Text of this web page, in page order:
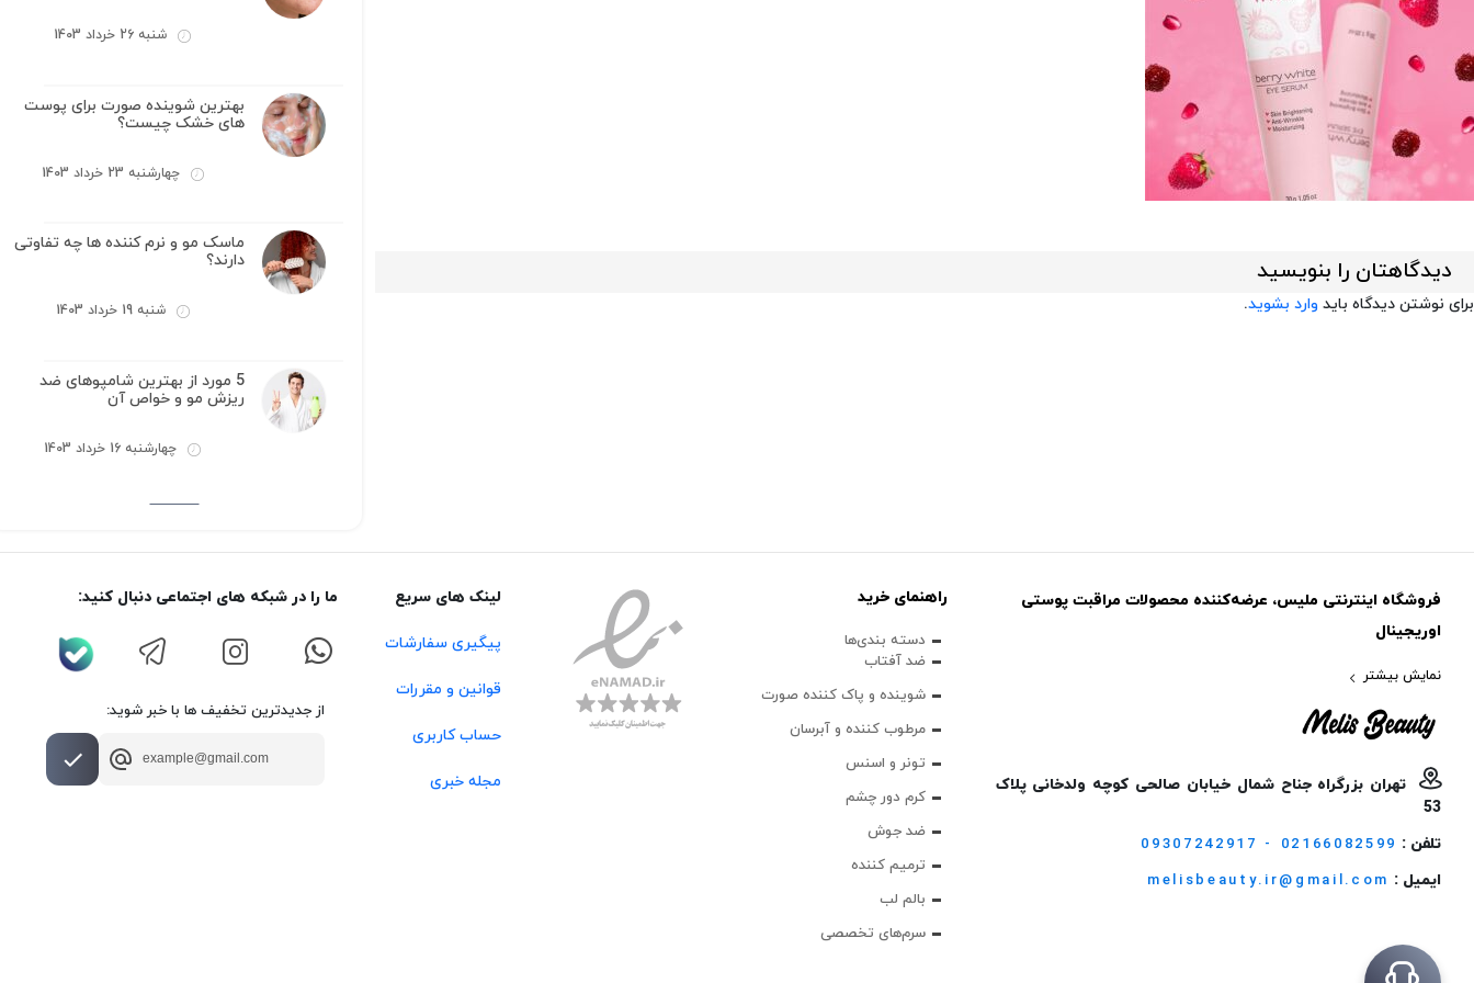
دیدگاهتان را بنویسید
برای نوشتن دیدگاه باید وارد بشوید.
شنبه 26 خرداد 1403
بهترین شوینده صورت برای پوست
های خشک چیست؟
چهارشنبه 23 خرداد 1403
ماسک مو و نرم کننده ها چه تفاوتی
دارند؟
شنبه 19 خرداد 1403
5 مورد از بهترین شامپوهای ضد
ریزش مو و خواص آن
چهارشنبه 16 خرداد 1403
فروشگاه اینترنتی ملیس، عرضه‌کننده محصولات مراقبت پوستی
اوریجینال
نمایش بیشتر
تهران بزرگراه جناح شمال خیابان صالحی کوچه ولدخانی پلاک
53
تلفن : 09307242917 - 02166082599
ایمیل : melisbeauty.ir@gmail.com
راهنمای خرید
دسته بندی‌ها
ضد آفتاب
شوینده و پاک‌ کننده صورت
مرطوب کننده و آبرسان
تونر و اسنس
کرم دور چشم
ضد جوش
ترمیم کننده
بالم لب
سرم‌های تخصصی
لینک های سریع
پیگیری سفارشات
قوانین و مقررات
حساب کاربری
مجله خبری
ما را در شبکه های اجتماعی دنبال کنید:
از جدیدترین تخفیف ها با خبر شوید: